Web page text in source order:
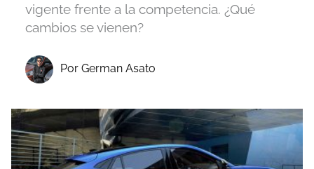
vigente frente a la competencia. ¿Qué
cambios se vienen?
Por German Asato